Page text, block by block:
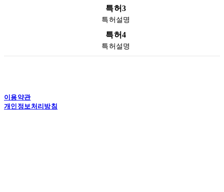
특허3
특허설명
특허4
특허설명
이용약관
개인정보처리방침